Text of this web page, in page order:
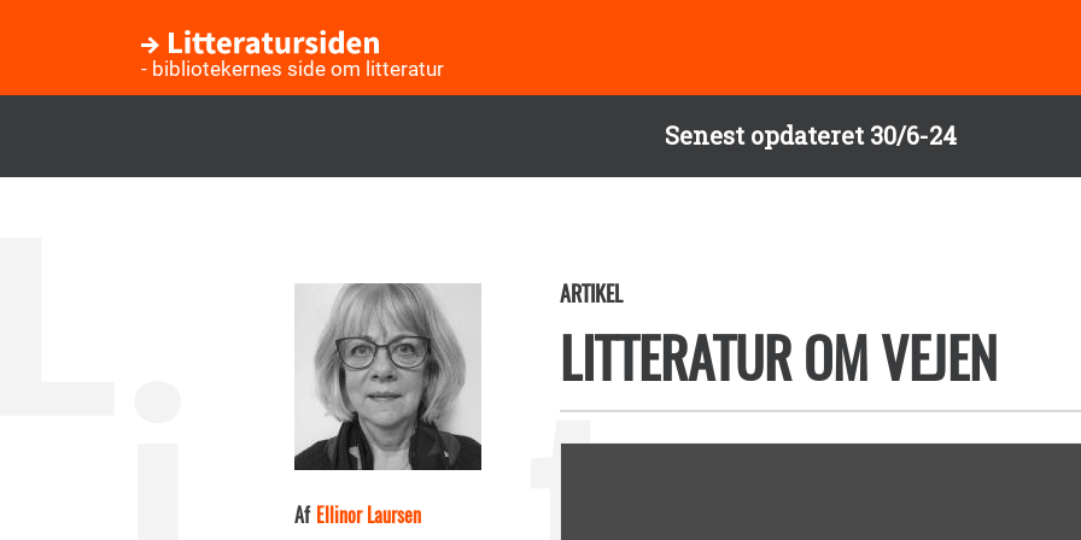
Senest opdateret 30/6-24
- bibliotekernes side om litteratur
Af Ellinor Laursen
ARTIKEL
LITTERATUR OM VEJEN